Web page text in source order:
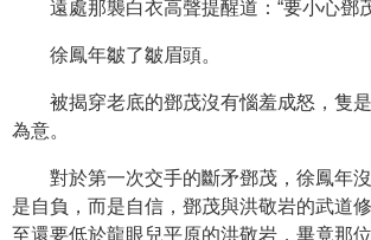
遠處那襲白衣高聲提醒道：“要小心鄧
徐鳳年皺了皺眉頭。
被揭穿老底的鄧茂沒有惱羞成怒，隻
為意。
對於第一次交手的斷矛鄧茂，徐鳳年
是自負，而是自信，鄧茂與洪敬岩的武道
至還要低於龍眼兒平原的洪敬岩，畢竟那